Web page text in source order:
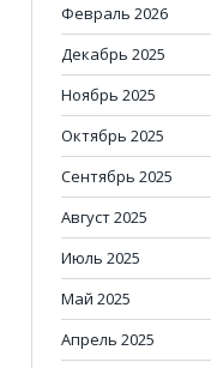
Февраль 2026
Декабрь 2025
Ноябрь 2025
Октябрь 2025
Сентябрь 2025
Август 2025
Июль 2025
Май 2025
Апрель 2025